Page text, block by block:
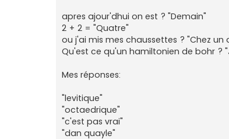
apres ajour'dhui on est ? "Demain"
2 + 2 = "Quatre"
ou j'ai mis mes chaussettes ? "Chez un
Qu'est ce qu'un hamiltonien de bohr ?
Mes réponses:
"levitique"
"octaedrique"
"c'est pas vrai"
"dan quayle"